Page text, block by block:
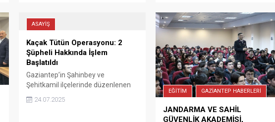
ASAYİŞ
Kaçak Tütün Operasyonu: 2
Şüpheli Hakkında İşlem
Başlatıldı
Gaziantep’in Şahinbey ve
Şehitkamil ilçelerinde düzenlenen
kaçak tütün operasyonunda 2
şüpheli yakalandı.
24.07.2025
EĞİTİM GAZİANTEP HABERLERİ
JANDARMA VE SAHİL
GÜVENLİK AKADEMİSİ,